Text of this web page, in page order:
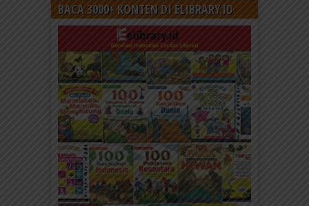
BACA 3000+ KONTEN DI ELIBRARY.ID